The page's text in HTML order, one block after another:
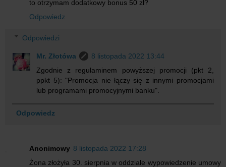
to otrzymam dodatkowy bonus 50 zł?
Odpowiedz
Odpowiedzi
Mr. Złotówa
8 listopada 2022 13:44
Zgodnie z regulaminem powyższej promocji (pkt 2,
ppkt 5): "Promocja nie łączy się z innymi promocjami
lub programami promocyjnymi banku".
Odpowiedz
Anonimowy 8 listopada 2022 17:28
Żona złożyła 30. sierpnia w oddziale wypowiedzenie umowy